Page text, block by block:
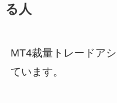
る人
MT4裁量トレードア
ています。